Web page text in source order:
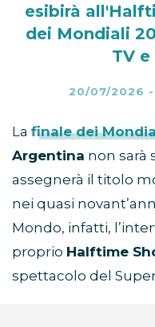
esibirà
dei Mondiali
TV
20/07/2026 -
La finale dei
Argentina non sarà
assegnerà il titolo
nei quasi
Mondo, infatti,
proprio Halftime
spettacolo del